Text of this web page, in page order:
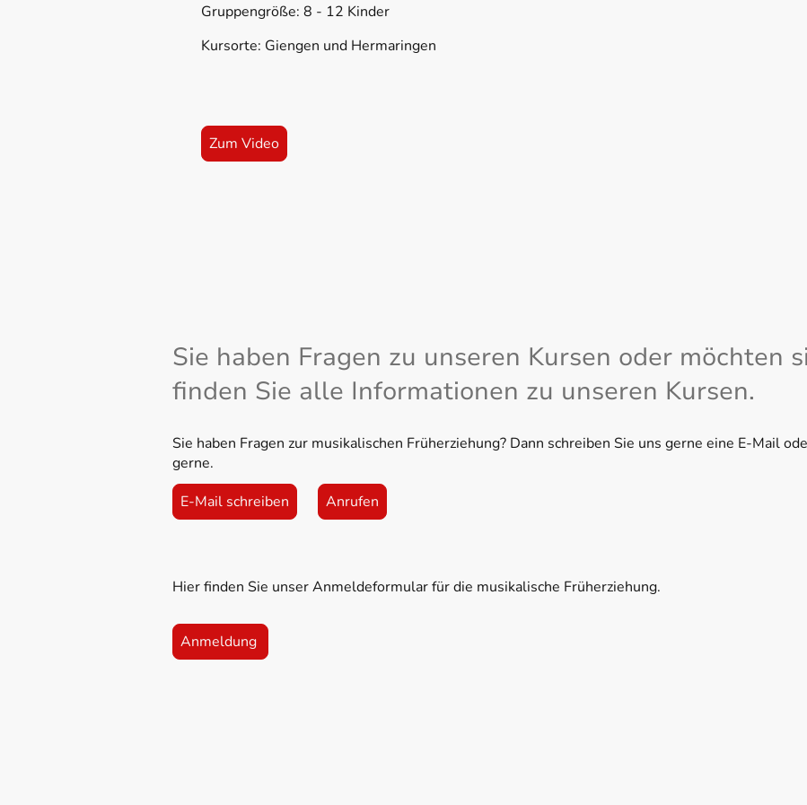
Gruppengröße: 8 - 12 Kinder
Kursorte: Giengen und Hermaringen
Zum Video
Sie haben Fragen zu unseren Kursen oder möchten
finden Sie alle Informationen zu unseren Kursen.
Sie haben Fragen zur musikalischen Früherziehung? Dann schreiben Sie uns gerne eine E-Mail
gerne.
E-Mail schreiben
Anrufen
Hier finden Sie unser Anmeldeformular für die musikalische Früherziehung.
Anmeldung